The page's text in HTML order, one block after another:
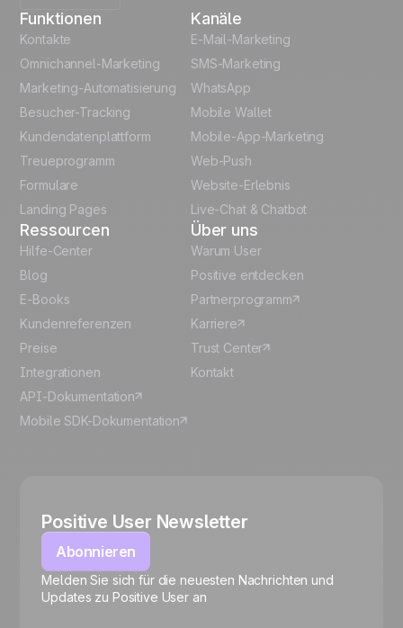
🍪
English
Polish
Español
Funktionen
Kontakte
Omnichannel-Marketing
Marketing-Automatisierung
Besucher-Tracking
Kundendatenplattform
Treueprogramm
Formulare
Landing Pages
Kanäle
E-Mail-Marketing
SMS-Marketing
WhatsApp
Mobile Wallet
Mobile-App-Marketing
Web-Push
Website-Erlebnis
Live-Chat & Chatbot
Ressourcen
Hilfe-Center
Blog
E-Books
Kundenreferenzen
Preise
Integrationen
API-Dokumentation
Mobile SDK-Dokumentation
Über uns
Warum User
Positive entdecken
Partnerprogramm
Karriere
Trust Center
Kontakt
Positive User Newsletter
Abonnieren
Melden Sie sich für die neuesten Nachrichten und
Updates zu Positive User an